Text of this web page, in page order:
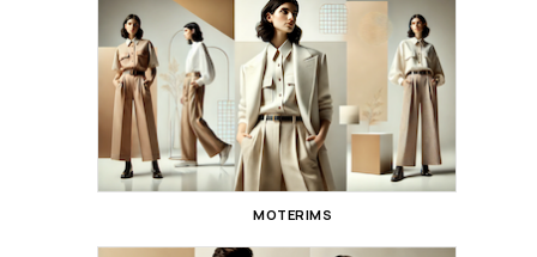
MOTERIMS